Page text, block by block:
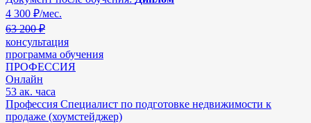
4 300 ₽/мес.
63 200 ₽
консультация
программа обучения
ПРОФЕССИЯ
Онлайн
53 ак. часа
Профессия Специалист по подготовке недвижимости к
продаже (хоумстейджер)